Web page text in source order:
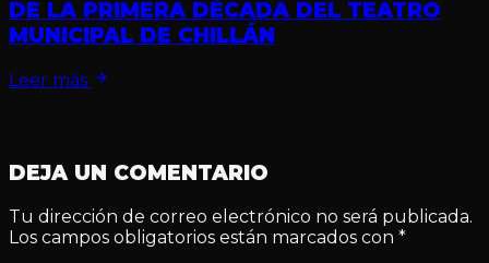
DE LA PRIMERA DÉCADA DEL TEATRO
MUNICIPAL DE CHILLÁN
Leer más
DEJA UN COMENTARIO
Tu dirección de correo electrónico no será publicada.
Los campos obligatorios están marcados con *